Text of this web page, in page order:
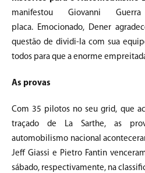
manifestou Giovanni
placa. Emocionado, Dener
questão de dividi-la com sua
todos para que a enorme
As provas
Com 35 pilotos no seu grid, que
traçado de La Sarthe, as
automobilismo nacional
Jeff Giassi e Pietro Fantin
sábado, respectivamente, na